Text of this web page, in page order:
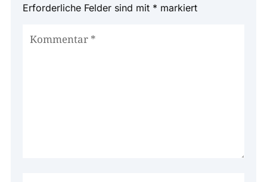
Erforderliche Felder sind mit * markiert